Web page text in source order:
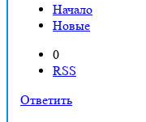
Начало
Новые
0
RSS
Ответить